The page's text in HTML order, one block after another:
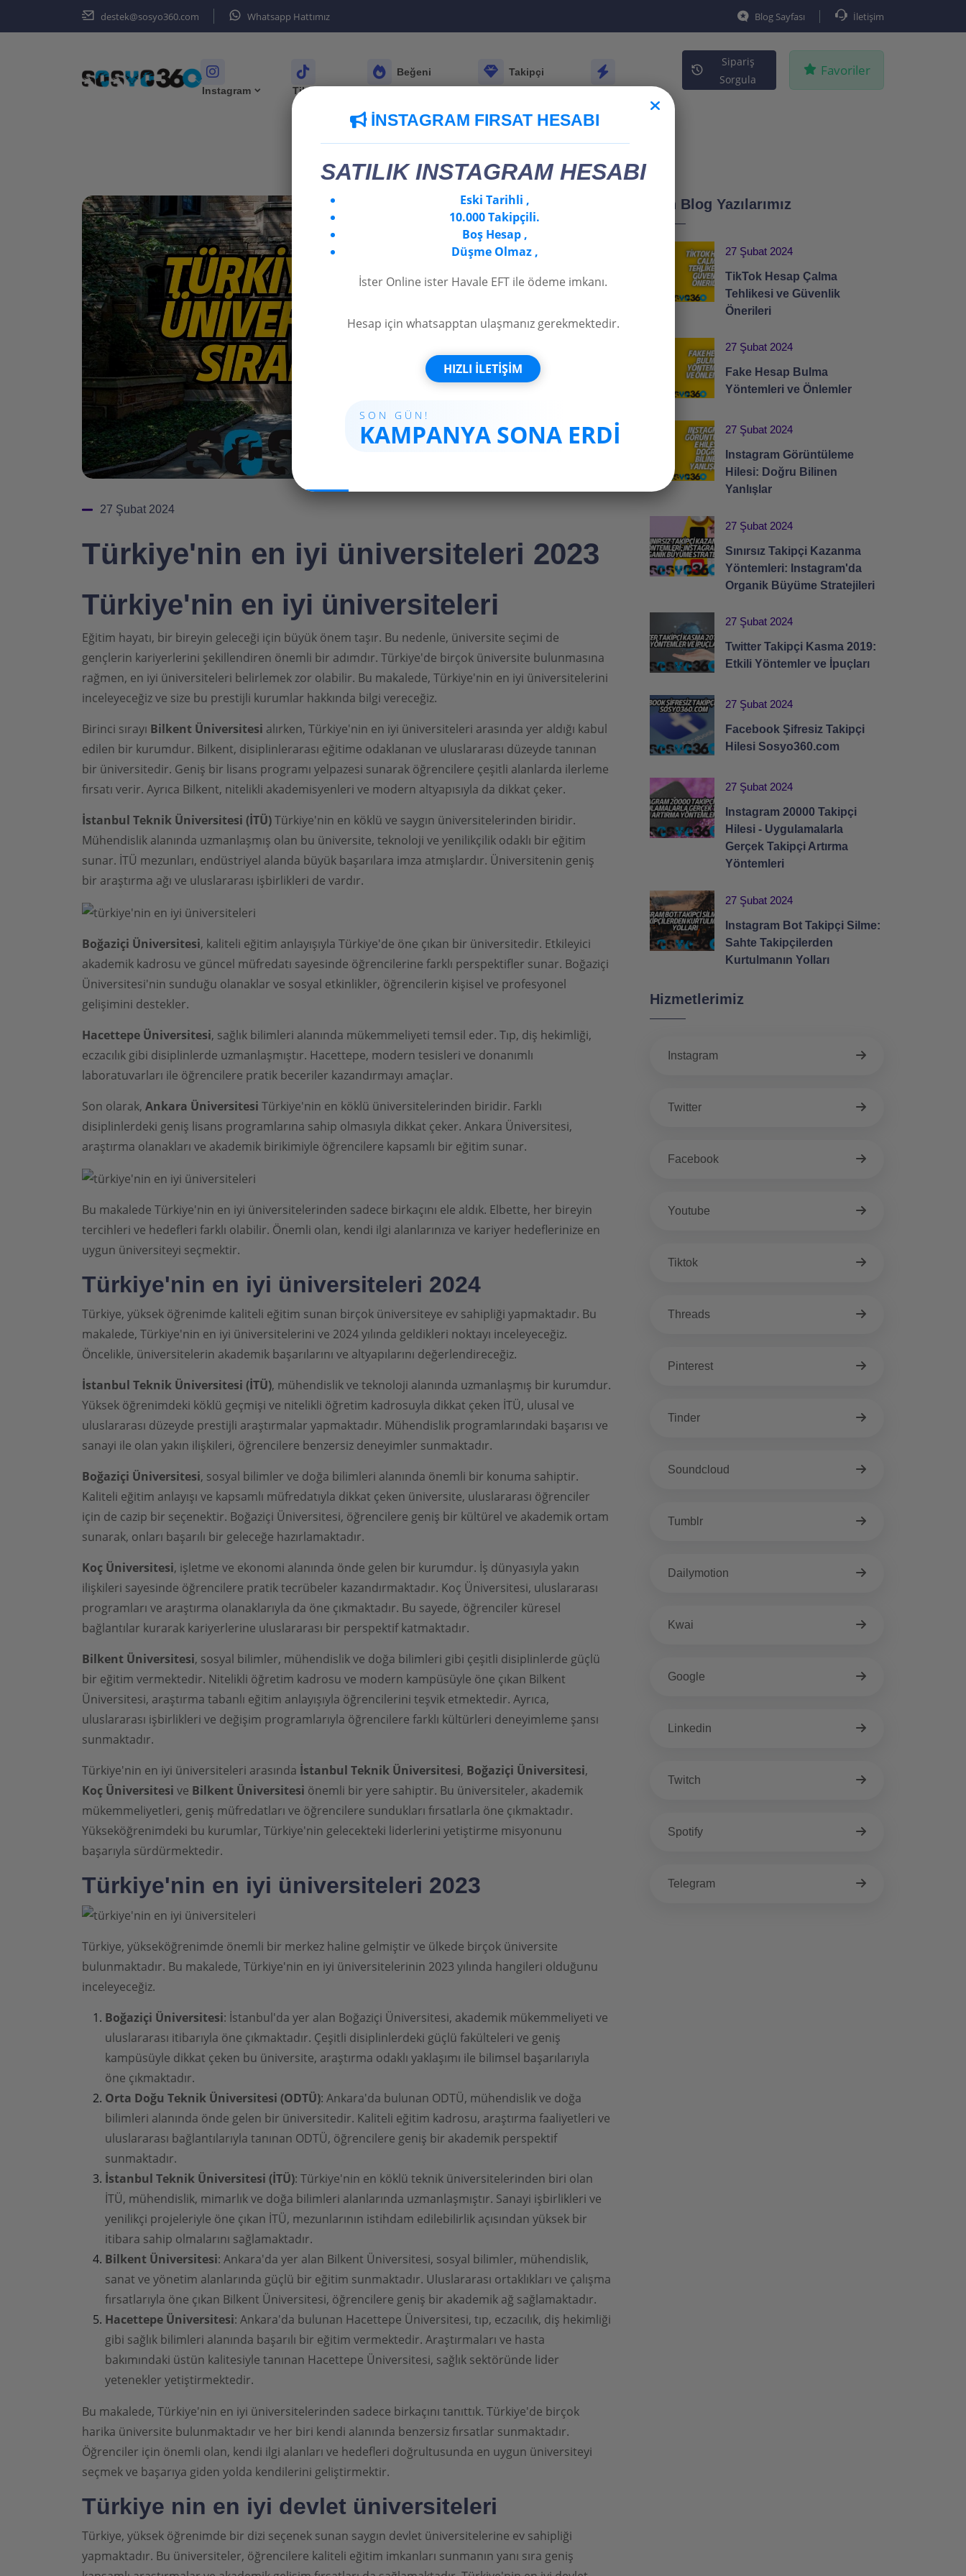
destek@sosyo360.com Whatsapp Hattımız Blog Sayfası İletişim
Instagram Tiktok
Beğeni
Takipçi
Sipariş
Sorgula
Favoriler
27 Şubat 2024
Türkiye'nin en iyi üniversiteleri 2023
Türkiye'nin en iyi üniversiteleri
Eğitim hayatı, bir bireyin geleceği için büyük önem taşır. Bu nedenle, üniversite seçimi de
gençlerin kariyerlerini şekillendiren önemli bir adımdır. Türkiye'de birçok üniversite bulunmasına
rağmen, en iyi üniversiteleri belirlemek zor olabilir. Bu makalede, Türkiye'nin en iyi üniversitelerini
inceleyeceğiz ve size bu prestijli kurumlar hakkında bilgi vereceğiz.
Birinci sırayı Bilkent Üniversitesi alırken, Türkiye'nin en iyi üniversiteleri arasında yer aldığı kabul
edilen bir kurumdur. Bilkent, disiplinlerarası eğitime odaklanan ve uluslararası düzeyde tanınan
bir üniversitedir. Geniş bir lisans programı yelpazesi sunarak öğrencilere çeşitli alanlarda ilerleme
fırsatı verir. Ayrıca Bilkent, nitelikli akademisyenleri ve modern altyapısıyla da dikkat çeker.
İstanbul Teknik Üniversitesi (İTÜ)Türkiye'nin en köklü ve saygın üniversitelerinden biridir.
Mühendislik alanında uzmanlaşmış olan bu üniversite, teknoloji ve yenilikçilik odaklı bir eğitim
sunar. İTÜ mezunları, endüstriyel alanda büyük başarılara imza atmışlardır. Üniversitenin geniş
bir araştırma ağı ve uluslararası işbirlikleri de vardır.
Boğaziçi Üniversitesi, kaliteli eğitim anlayışıyla Türkiye'de öne çıkan bir üniversitedir. Etkileyici
akademik kadrosu ve güncel müfredatı sayesinde öğrencilerine farklı perspektifler sunar. Boğaziçi
Üniversitesi'nin sunduğu olanaklar ve sosyal etkinlikler, öğrencilerin kişisel ve profesyonel
gelişimini destekler.
Hacettepe Üniversitesi, sağlık bilimleri alanında mükemmeliyeti temsil eder. Tıp, diş hekimliği,
eczacılık gibi disiplinlerde uzmanlaşmıştır. Hacettepe, modern tesisleri ve donanımlı
laboratuvarları ile öğrencilere pratik beceriler kazandırmayı amaçlar.
Son olarak, Ankara Üniversitesi Türkiye'nin en köklü üniversitelerinden biridir. Farklı
disiplinlerdeki geniş lisans programlarına sahip olmasıyla dikkat çeker. Ankara Üniversitesi,
araştırma olanakları ve akademik birikimiyle öğrencilere kapsamlı bir eğitim sunar.
Bu makalede Türkiye'nin en iyi üniversitelerinden sadece birkaçını ele aldık. Elbette, her bireyin
tercihleri ve hedefleri farklı olabilir. Önemli olan, kendi ilgi alanlarınıza ve kariyer hedeflerinize en
uygun üniversiteyi seçmektir.
Türkiye'nin en iyi üniversiteleri 2024
Türkiye, yüksek öğrenimde kaliteli eğitim sunan birçok üniversiteye ev sahipliği yapmaktadır. Bu
makalede, Türkiye'nin en iyi üniversitelerini ve 2024 yılında geldikleri noktayı inceleyeceğiz.
Öncelikle, üniversitelerin akademik başarılarını ve altyapılarını değerlendireceğiz.
İstanbul Teknik Üniversitesi (İTÜ), mühendislik ve teknoloji alanında uzmanlaşmış bir kurumdur.
Yüksek öğrenimdeki köklü geçmişi ve nitelikli öğretim kadrosuyla dikkat çeken İTÜ, ulusal ve
uluslararası düzeyde prestijli araştırmalar yapmaktadır. Mühendislik programlarındaki başarısı ve
sanayi ile olan yakın ilişkileri, öğrencilere benzersiz deneyimler sunmaktadır.
Boğaziçi Üniversitesi, sosyal bilimler ve doğa bilimleri alanında önemli bir konuma sahiptir.
Kaliteli eğitim anlayışı ve kapsamlı müfredatıyla dikkat çeken üniversite, uluslararası öğrenciler
için de cazip bir seçenektir. Boğaziçi Üniversitesi, öğrencilere geniş bir kültürel ve akademik ortam
sunarak, onları başarılı bir geleceğe hazırlamaktadır.
Koç Üniversitesi, işletme ve ekonomi alanında önde gelen bir kurumdur. İş dünyasıyla yakın
ilişkileri sayesinde öğrencilere pratik tecrübeler kazandırmaktadır. Koç Üniversitesi, uluslararası
programları ve araştırma olanaklarıyla da öne çıkmaktadır. Bu sayede, öğrenciler küresel
bağlantılar kurarak kariyerlerine uluslararası bir perspektif katmaktadır.
Bilkent Üniversitesi, sosyal bilimler, mühendislik ve doğa bilimleri gibi çeşitli disiplinlerde güçlü
bir eğitim vermektedir. Nitelikli öğretim kadrosu ve modern kampüsüyle öne çıkan Bilkent
Üniversitesi, araştırma tabanlı eğitim anlayışıyla öğrencilerini teşvik etmektedir. Ayrıca,
uluslararası işbirlikleri ve değişim programlarıyla öğrencilere farklı kültürleri deneyimleme şansı
sunmaktadır.
Türkiye'nin en iyi üniversiteleri arasında İstanbul Teknik Üniversitesi, Boğaziçi Üniversitesi,
Koç Üniversitesi ve Bilkent Üniversitesi önemli bir yere sahiptir. Bu üniversiteler, akademik
mükemmeliyetleri, geniş müfredatları ve öğrencilere sundukları fırsatlarla öne çıkmaktadır.
Yükseköğrenimdeki bu kurumlar, Türkiye'nin gelecekteki liderlerini yetiştirme misyonunu
başarıyla sürdürmektedir.
Türkiye'nin en iyi üniversiteleri 2023
Türkiye, yükseköğrenimde önemli bir merkez haline gelmiştir ve ülkede birçok üniversite
bulunmaktadır. Bu makalede, Türkiye'nin en iyi üniversitelerinin 2023 yılında hangileri olduğunu
inceleyeceğiz.
Boğaziçi Üniversitesi: İstanbul'da yer alan Boğaziçi Üniversitesi, akademik mükemmeliyeti ve
uluslararası itibarıyla öne çıkmaktadır. Çeşitli disiplinlerdeki güçlü fakülteleri ve geniş
kampüsüyle dikkat çeken bu üniversite, araştırma odaklı yaklaşımı ile bilimsel başarılarıyla
öne çıkmaktadır.
Orta Doğu Teknik Üniversitesi (ODTÜ): Ankara'da bulunan ODTÜ, mühendislik ve doğa
bilimleri alanında önde gelen bir üniversitedir. Kaliteli eğitim kadrosu, araştırma faaliyetleri ve
uluslararası bağlantılarıyla tanınan ODTÜ, öğrencilere geniş bir akademik perspektif
sunmaktadır.
İstanbul Teknik Üniversitesi (İTÜ): Türkiye'nin en köklü teknik üniversitelerinden biri olan
İTÜ, mühendislik, mimarlık ve doğa bilimleri alanlarında uzmanlaşmıştır. Sanayi işbirlikleri ve
yenilikçi projeleriyle öne çıkan İTÜ, mezunlarının istihdam edilebilirlik açısından yüksek bir
itibara sahip olmalarını sağlamaktadır.
Bilkent Üniversitesi: Ankara'da yer alan Bilkent Üniversitesi, sosyal bilimler, mühendislik,
sanat ve yönetim alanlarında güçlü bir eğitim sunmaktadır. Uluslararası ortaklıkları ve çalışma
fırsatlarıyla öne çıkan Bilkent Üniversitesi, öğrencilere geniş bir akademik ağ sağlamaktadır.
Hacettepe Üniversitesi: Ankara'da bulunan Hacettepe Üniversitesi, tıp, eczacılık, diş hekimliği
gibi sağlık bilimleri alanında başarılı bir eğitim vermektedir. Araştırmaları ve hasta
bakımındaki üstün kalitesiyle tanınan Hacettepe Üniversitesi, sağlık sektöründe lider
yetenekler yetiştirmektedir.
Bu makalede, Türkiye'nin en iyi üniversitelerinden sadece birkaçını tanıttık. Türkiye'de birçok
harika üniversite bulunmaktadır ve her biri kendi alanında benzersiz fırsatlar sunmaktadır.
Öğrenciler için önemli olan, kendi ilgi alanları ve hedefleri doğrultusunda en uygun üniversiteyi
seçmek ve başarıya giden yolda kendilerini geliştirmektir.
Türkiye nin en iyi devlet üniversiteleri
Türkiye, yüksek öğrenimde bir dizi seçenek sunan saygın devlet üniversitelerine ev sahipliği
yapmaktadır. Bu üniversiteler, öğrencilere kaliteli eğitim imkanları sunmanın yanı sıra geniş
Son Blog Yazılarımız
27 Şubat 2024
TikTok Hesap Çalma
Tehlikesi ve Güvenlik
Önerileri
27 Şubat 2024
Fake Hesap Bulma
Yöntemleri ve Önlemler
27 Şubat 2024
Instagram Görüntüleme
Hilesi: Doğru Bilinen
Yanlışlar
27 Şubat 2024
Sınırsız Takipçi Kazanma
Yöntemleri: Instagram'da
Organik Büyüme Stratejileri
27 Şubat 2024
Twitter Takipçi Kasma 2019:
Etkili Yöntemler ve İpuçları
27 Şubat 2024
Facebook Şifresiz Takipçi
Hilesi Sosyo360.com
27 Şubat 2024
Instagram 20000 Takipçi
Hilesi - Uygulamalarla
Gerçek Takipçi Artırma
Yöntemleri
27 Şubat 2024
Instagram Bot Takipçi Silme:
Sahte Takipçilerden
Kurtulmanın Yolları
Hizmetlerimiz
Instagram
Twitter
Facebook
Youtube
Tiktok
Threads
Pinterest
Tinder
Soundcloud
Tumblr
Dailymotion
Kwai
Google
Linkedin
Twitch
Spotify
Telegram
İNSTAGRAM FIRSAT HESABI
SATILIK INSTAGRAM HESABI
Eski Tarihli ,
10.000 Takipçili.
Boş Hesap ,
Düşme Olmaz ,
İster Online ister Havale EFT ile ödeme imkanı.
Hesap için whatsapptan ulaşmanız gerekmektedir.
HIZLI İLETİŞİM
SON GÜN!
KAMPANYA SONA ERDI